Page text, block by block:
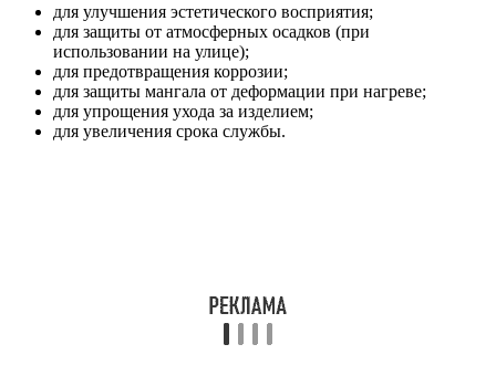
для улучшения эстетического восприятия;
для защиты от атмосферных осадков (при
использовании на улице);
для предотвращения коррозии;
для защиты мангала от деформации при нагреве;
для упрощения ухода за изделием;
для увеличения срока службы.